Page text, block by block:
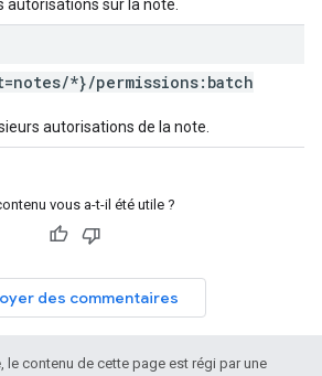
autorisations sur la note.
/*}/permissions:batch
autorisations de la note.
vous a-t-il été utile ?
des commentaires
le contenu de cette page est régi par une